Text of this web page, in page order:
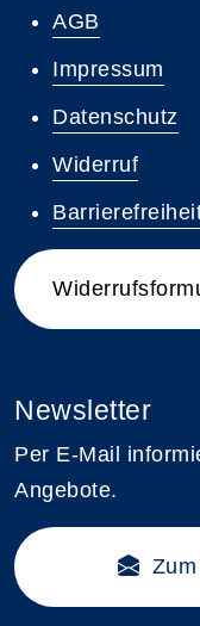
AGB
Impressum
Datenschutz
Widerruf
Newsletter
Per E-Mail
Angebote.